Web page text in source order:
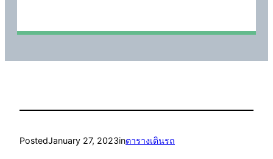
PostedJanuary 27, 2023inตารางเดินรถ